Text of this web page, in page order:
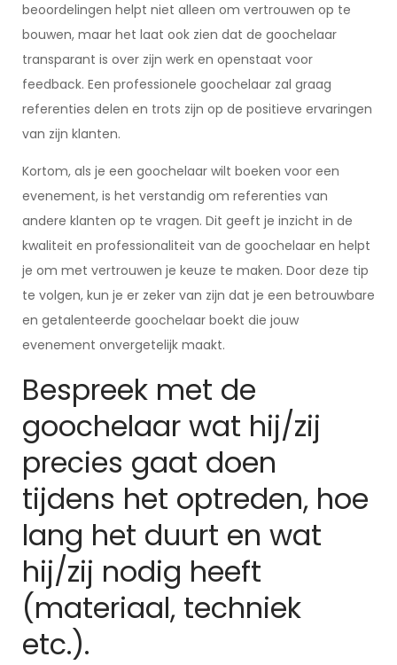
beoordelingen helpt niet alleen om vertrouwen op te
bouwen, maar het laat ook zien dat de goochelaar
transparant is over zijn werk en openstaat voor
feedback. Een professionele goochelaar zal graag
referenties delen en trots zijn op de positieve ervaringen
van zijn klanten.
Kortom, als je een goochelaar wilt boeken voor een
evenement, is het verstandig om referenties van
andere klanten op te vragen. Dit geeft je inzicht in de
kwaliteit en professionaliteit van de goochelaar en helpt
je om met vertrouwen je keuze te maken. Door deze tip
te volgen, kun je er zeker van zijn dat je een betrouwbare
en getalenteerde goochelaar boekt die jouw
evenement onvergetelijk maakt.
Bespreek met de
goochelaar wat hij/zij
precies gaat doen
tijdens het optreden, hoe
lang het duurt en wat
hij/zij nodig heeft
(materiaal, techniek
etc.).